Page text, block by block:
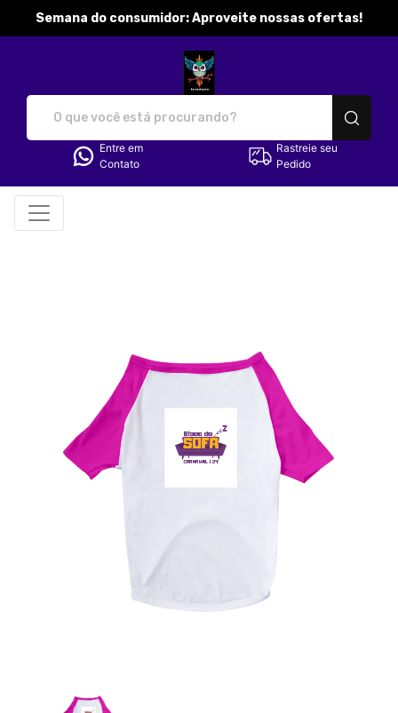
Semana do consumidor: Aproveite nossas ofertas!
Entre em
Contato
Rastreie seu
Pedido